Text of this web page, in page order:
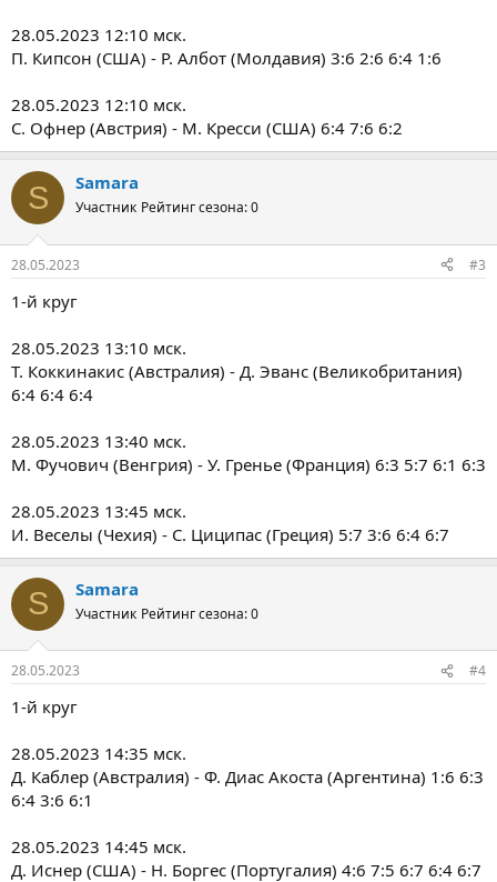
28.05.2023 12:10 мск.
П. Кипсон (США) - Р. Албот (Молдавия) 3:6 2:6 6:4 1:6
28.05.2023 12:10 мск.
С. Офнер (Австрия) - М. Кресси (США) 6:4 7:6 6:2
S Samara
Участник Рейтинг сезона: 0
28.05.2023 #3
1-й круг
28.05.2023 13:10 мск.
Т. Коккинакис (Австралия) - Д. Эванс (Великобритания)
6:4 6:4 6:4
28.05.2023 13:40 мск.
М. Фучович (Венгрия) - У. Гренье (Франция) 6:3 5:7 6:1 6:3
28.05.2023 13:45 мск.
И. Веселы (Чехия) - С. Циципас (Греция) 5:7 3:6 6:4 6:7
S Samara
Участник Рейтинг сезона: 0
28.05.2023 #4
1-й круг
28.05.2023 14:35 мск.
Д. Каблер (Австралия) - Ф. Диас Акоста (Аргентина) 1:6 6:3
6:4 3:6 6:1
28.05.2023 14:45 мск.
Д. Иснер (США) - Н. Боргес (Португалия) 4:6 7:5 6:7 6:4 6:7